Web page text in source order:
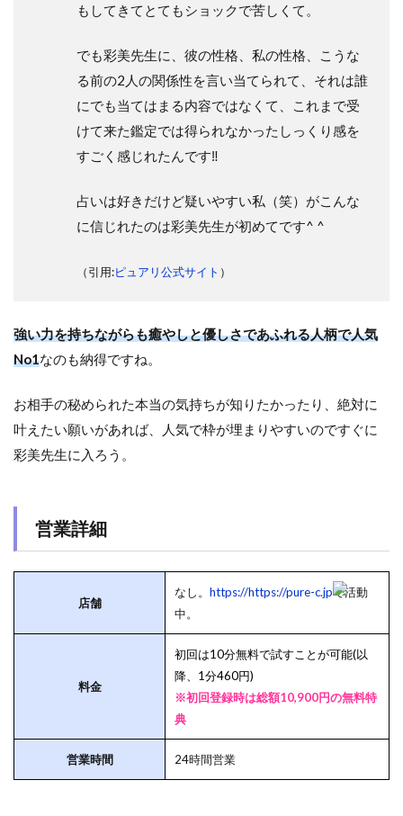
もしてきてとてもショックで苦しくて。
でも彩美先生に、彼の性格、私の性格、こうな
る前の2人の関係性を言い当てられて、それは誰
にでも当てはまる内容ではなくて、これまで受
けて来た鑑定では得られなかったしっくり感を
すごく感じれたんです‼︎
占いは好きだけど疑いやすい私（笑）がこんな
に信じれたのは彩美先生が初めてです^ ^
（引用:ピュアリ公式サイト ）
強い力を持ちながらも癒やしと優しさであふれる人柄で人気
No1なのも納得ですね。
お相手の秘められた本当の気持ちが知りたかったり、絶対に
叶えたい願いがあれば、人気で枠が埋まりやすいのですぐに
彩美先生に入ろう。
営業詳細
店舗
なし。 https://https://pure-c.jpで活動
中。
料金
初回は10分無料で試すことが可能(以
降、1分460円)
※初回登録時は総額10,900円の無料特
典
営業時間 24時間営業